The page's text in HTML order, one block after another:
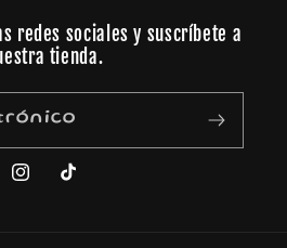
redes sociales y suscríbete a
tienda.
Instagram
TikTok